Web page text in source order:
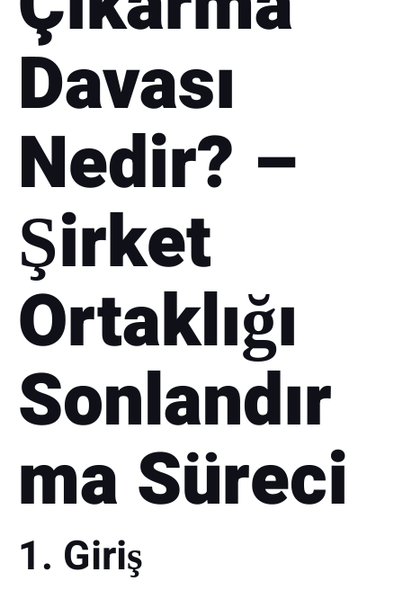
Davası
Nedir? –
Şirket
Ortaklığı
Sonlandır
ma Süreci
1. Giriş